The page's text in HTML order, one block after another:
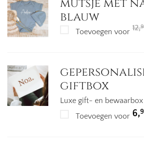
mutsje met
blauw
Toevoegen voor 12,
giftbox
Luxe gift- en bewaarbox
Toevoegen voor 6,